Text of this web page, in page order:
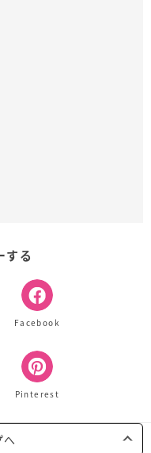
する
Facebook
Pinterest